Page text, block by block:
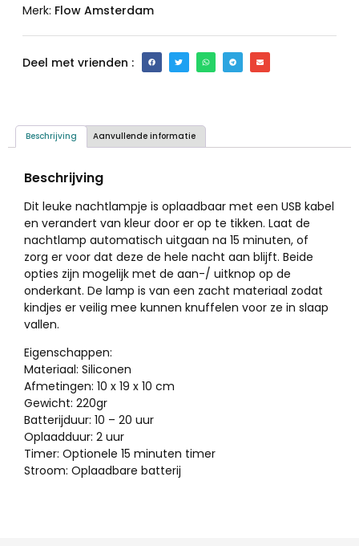
Merk: Flow Amsterdam
Deel met vrienden :
Beschrijving Aanvullende informatie
Beschrijving
Dit leuke nachtlampje is oplaadbaar met een USB kabel
en verandert van kleur door er op te tikken. Laat de
nachtlamp automatisch uitgaan na 15 minuten, of
zorg er voor dat deze de hele nacht aan blijft. Beide
opties zijn mogelijk met de aan-/ uitknop op de
onderkant. De lamp is van een zacht materiaal zodat
kindjes er veilig mee kunnen knuffelen voor ze in slaap
vallen.
Eigenschappen:
Materiaal: Siliconen
Afmetingen: 10 x 19 x 10 cm
Gewicht: 220gr
Batterijduur: 10 – 20 uur
Oplaadduur: 2 uur
Timer: Optionele 15 minuten timer
Stroom: Oplaadbare batterij